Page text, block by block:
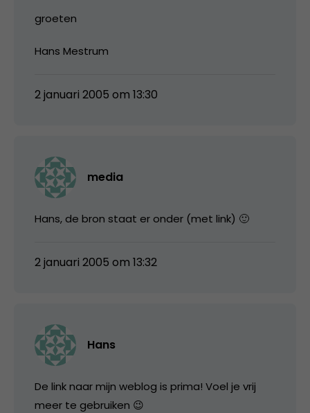
groeten
Hans Mestrum
2 januari 2005 om 13:30
media
Hans, de bron staat er onder (met link) 🙂
2 januari 2005 om 13:32
Hans
De link naar mijn weblog is prima! Voel je vrij
meer te gebruiken 😉